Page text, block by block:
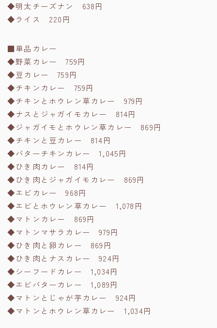
◆明太チーズナン 638円
◆ライス 220円
■単品カレー
◆野菜カレー 759円
◆豆カレー 759円
◆チキンカレー 759円
◆チキンとホウレン草カレー 979円
◆ナスとジャガイモカレー 814円
◆ジャガイモとホウレン草カレー 869円
◆チキンと豆カレー 814円
◆バターチキンカレー 1,045円
◆ひき肉カレー 814円
◆ひき肉とジャガイモカレー 869円
◆エビカレー 968円
◆エビとホウレン草カレー 1,078円
◆マトンカレー 869円
◆マトンマサラカレー 979円
◆ひき肉と卵カレー 869円
◆ひき肉とナスカレー 924円
◆シーフードカレー 1,034円
◆エビバターカレー 1,089円
◆マトンとじゃが芋カレー 924円
◆マトンとホウレン草カレー 1,034円